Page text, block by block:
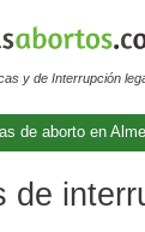
y de Interrupción
de aborto en
de